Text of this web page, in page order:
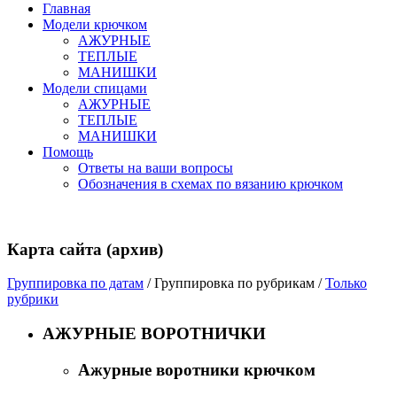
Главная
Модели крючком
АЖУРНЫЕ
ТЕПЛЫЕ
МАНИШКИ
Модели спицами
АЖУРНЫЕ
ТЕПЛЫЕ
МАНИШКИ
Помощь
Ответы на ваши вопросы
Обозначения в схемах по вязанию крючком
Карта сайта (архив)
Группировка по датам /Группировка по рубрикам /Только
рубрики
АЖУРНЫЕ ВОРОТНИЧКИ
Ажурные воротники крючком